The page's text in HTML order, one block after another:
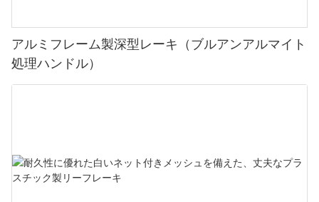
アルミフレーム製深型レーキ（ブルアンアルマイト
処理ハンドル）